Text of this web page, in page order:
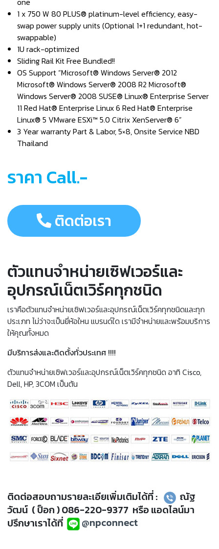
1 x 750 W 80 PLUS® platinum-level efficiency, easy-
swap power supply units (Optional 1+1 redundant, hot-
swappable)
1U rack-optimized
Sliding Rail Kit Free Bundled!!
OS Support “Microsoft® Windows Server® 2012
Microsoft® Windows Server® 2008 R2 Microsoft®
Windows Server® 2008 SUSE® Linux® Enterprise Server
11 Red Hat® Enterprise Linux 6 Red Hat® Enterprise
Linux® 5 VMware ESXi™ 5.0 Citrix XenServer® 6”
3 Year warranty Part & Labor, 5×8, Onsite Service NBD
Thailand
ราคา Call.-
ติดต่อเรา
ตัวแทนจำหน่ายเซิฟเวอร์และ
อุปกรณ์เน็ตเวิร์คทุกชนิด
เราคือตัวแทนจำหน่ายเซิฟเวอร์และอุปกรณ์เน็ตเวิร์คทุกชนิดและทุก
ประเภท ไม่ว่าจะเป็นยี่ห้อใหน แบรนด์ใด เรามีจำหน่ายและพร้อมบริการ
ให้คุณทั้งหมด
มีบริการส่งและติดตั้งทั่วประเทศ !!!!
ตัวแทนจำหน่ายเซิฟเวอร์และอุปกรณ์เน็ตเวิร์คทุกชนิด อาทิ Cisco,
Dell, HP, 3COM เป็นต้น
ติดต่อสอบถามรายละเอียเพิ่มเติมได้ที่ :
ณัฐ
วัฒน์ ( ป็อก ) 086-220-9377 หรือ แอดไลน์มา
ปรึกษาเราได้ที่
@npconnect